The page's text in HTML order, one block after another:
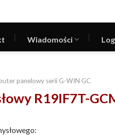
Wiadomości
panelowy serii G-WIN GC
R19IF7T-